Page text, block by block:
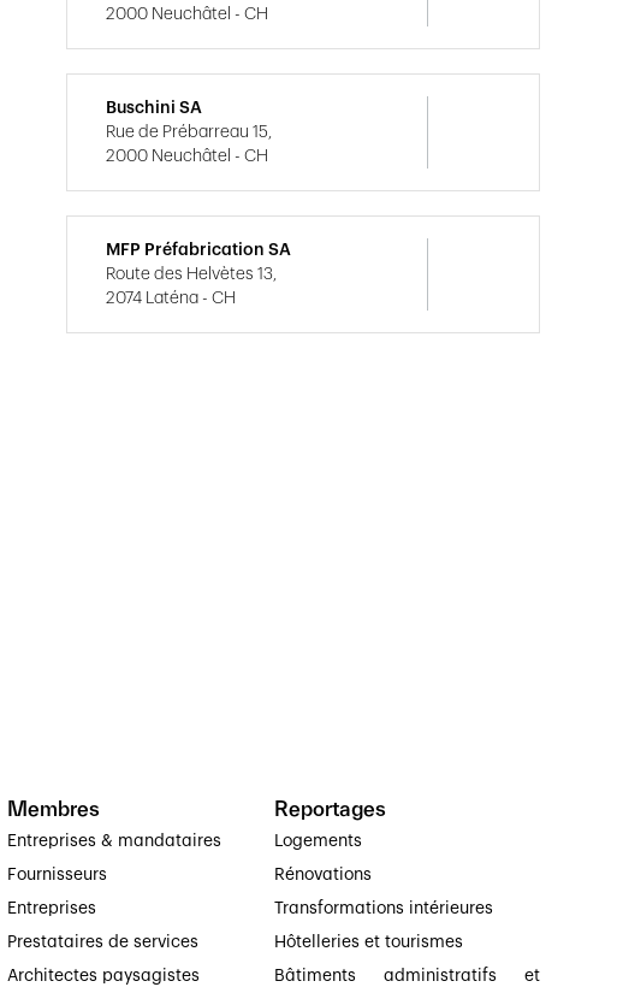
2000 Neuchâtel - CH
Buschini SA
Rue de Prébarreau 15,
2000 Neuchâtel - CH
MFP Préfabrication SA
Route des Helvètes 13,
2074 Laténa - CH
Membres
Entreprises & mandataires
Fournisseurs
Entreprises
Prestataires de services
Architectes paysagistes
Reportages
Logements
Rénovations
Transformations intérieures
Hôtelleries et tourismes
Bâtiments administratifs et